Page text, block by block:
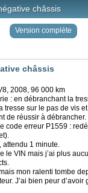
châssis
Version compléte
châssis
2008, 96 000 km
: en débranchant la
tresse sur le pas de vis
de réussir à débrancher.
code erreur P1559 :
attendu 1 minute.
le VIN mais j’ai plus
mon ralenti tombe
J’ai bien peur